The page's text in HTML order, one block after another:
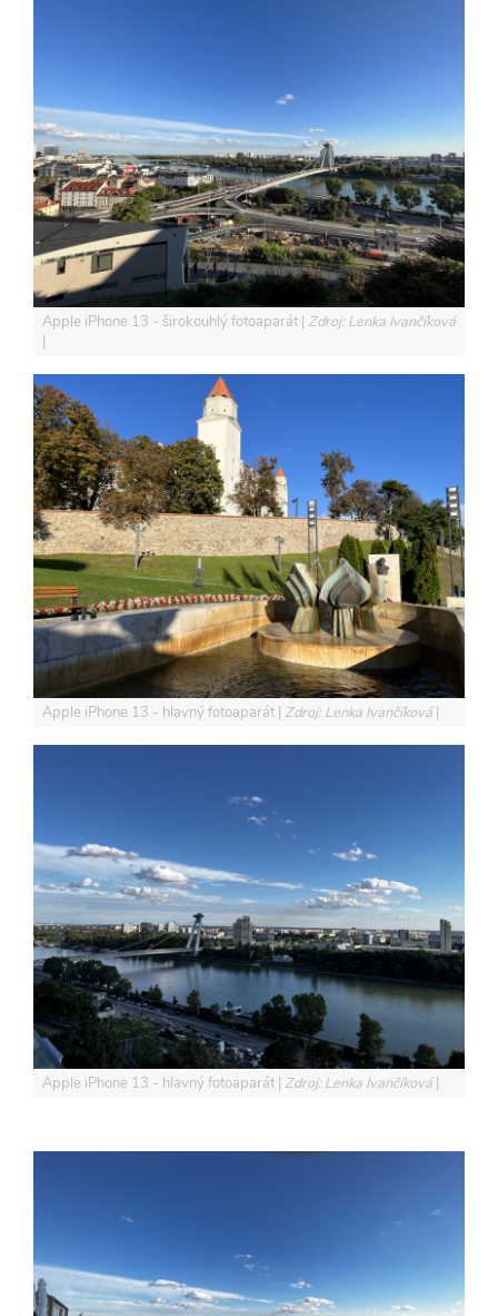
Apple iPhone 13 - širokouhlý fotoaparát Zdroj: Lenka Ivančíková
Apple iPhone 13 - hlavný fotoaparát Zdroj: Lenka Ivančíková
Apple iPhone 13 - hlavný fotoaparát Zdroj: Lenka Ivančíková